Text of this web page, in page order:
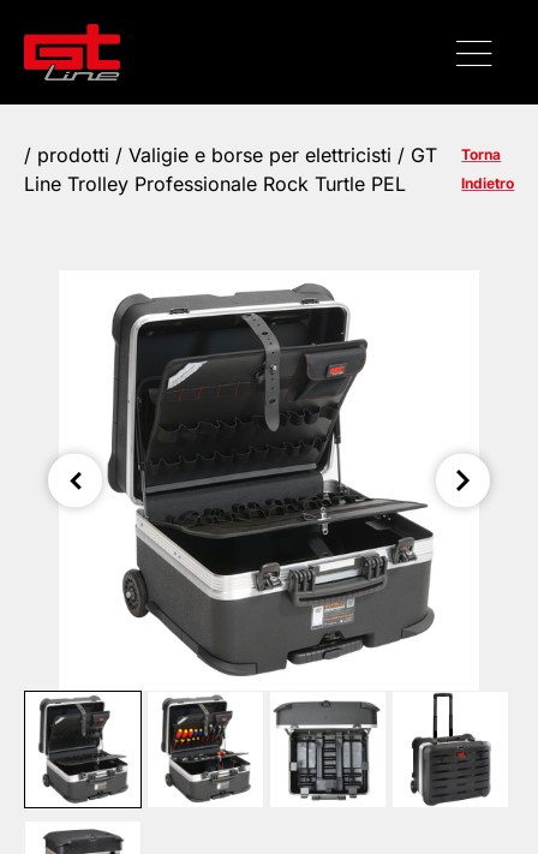
/ prodotti / Valigie e borse per elettricisti / GT
Line Trolley Professionale Rock Turtle PEL
Torna
Indietro